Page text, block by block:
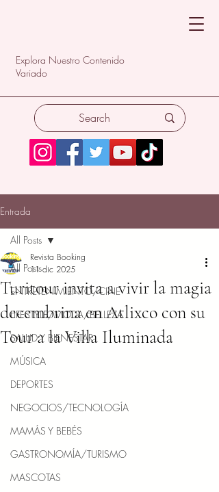
Explora Nuestro Contenido
Variado
Entrada
All Posts
ENTRETENIMIENTO/CINE
LIFESTYLE/MODA/BELLEZA
SALUD Y BIENESTAR
MÚSICA
DEPORTES
NEGOCIOS/TECNOLOGÍA
MAMÁS Y BEBÉS
GASTRONOMÍA/TURISMO
MASCOTAS
All Posts
Turitour invita a vivir la magia
decembrina en Atlixco con su
Tour a la Villa Iluminada
Revista Booking
11 dic 2025